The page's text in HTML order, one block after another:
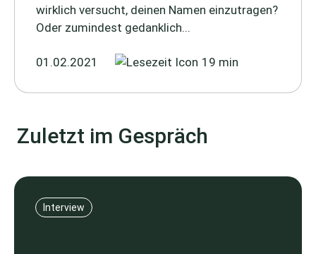
wirklich versucht, deinen Namen einzutragen?
Oder zumindest gedanklich...
01.02.2021 19 min
Zuletzt im Gespräch
Interview